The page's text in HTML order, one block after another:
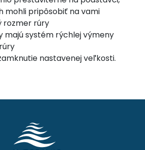
mohli pripôsobiť na vami
rozmer rúry
majú systém rýchlej výmeny
nastavenej veľkosti.